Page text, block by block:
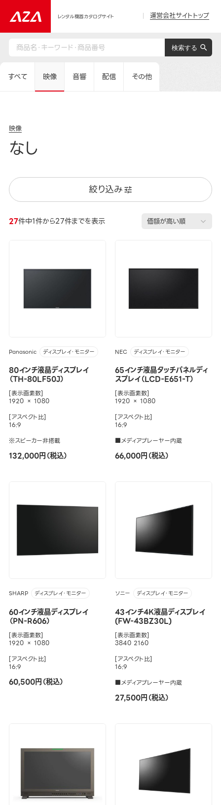
レンタル機器カタログサイト 運営会社サイトトップ
すべて 映像 音響 配信 その他
映像
なし
絞り込み
27件中1件から27件までを表示
Panasonic ディスプレイ・モニター
80インチ液晶ディスプレイ
（TH-80LF50J）
[表示画素数]
1920 × 1080
[アスペクト比]
16:9
※スピーカー非搭載
132,000円（税込）
NEC ディスプレイ・モニター
65インチ液晶タッチパネルディ
スプレイ（LCD-E651-T）
[表示画素数]
1920 × 1080
[アスペクト比]
16:9
■メディアプレーヤー内蔵
66,000円（税込）
SHARP ディスプレイ・モニター
60インチ液晶ディスプレイ
（PN-R606）
[表示画素数]
1920 × 1080
[アスペクト比]
16:9
60,500円（税込）
ソニー ディスプレイ・モニター
43インチ4K液晶ディスプレイ
(FW-43BZ30L)
[表示画素数]
3840 2160
[アスペクト比]
16:9
■メディアプレーヤー内蔵
27,500円（税込）